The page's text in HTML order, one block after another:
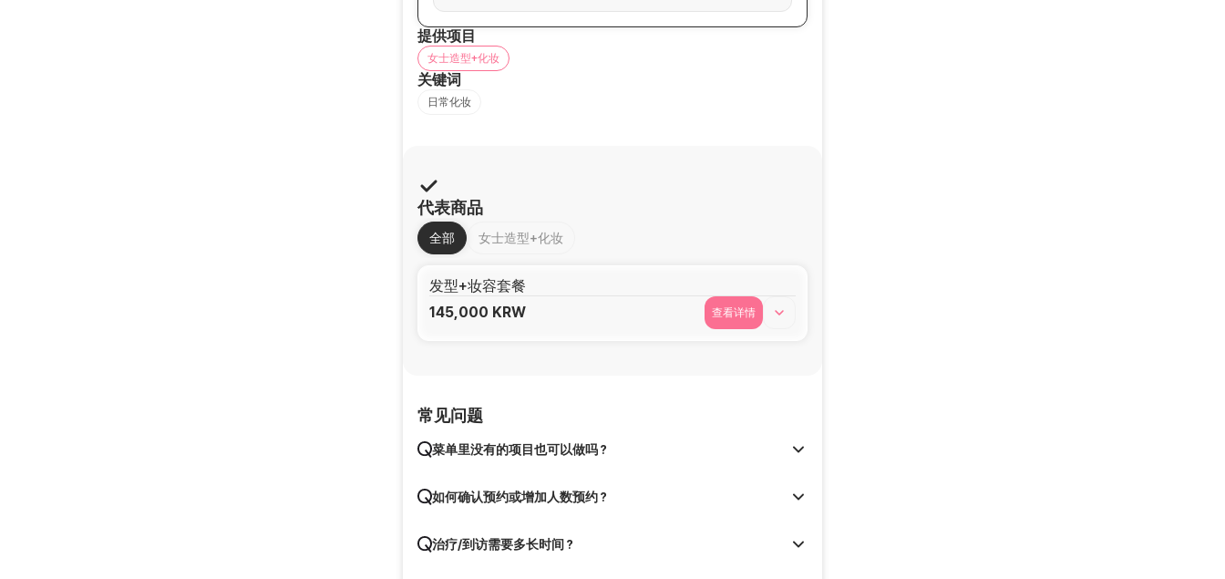
提供项目
女士造型+化妆
关键词
日常化妆
代表商品
全部 女士造型+化妆
发型+妆容套餐
145,000 KRW 查看详情
常见问题
菜单里没有的项目也可以做吗？
如何确认预约或增加人数预约？
治疗/到访需要多长时间？